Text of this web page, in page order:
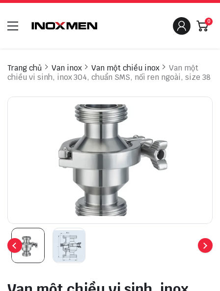
0
Trang chủ Van inox Van một chiều inox
Van một
chiều vi sinh, inox 304, chuẩn SMS, nối ren ngoài, size 38